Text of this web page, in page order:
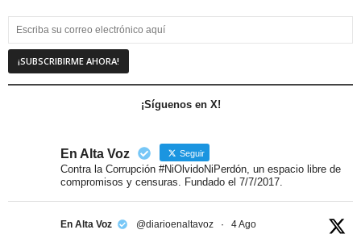
¡Síguenos en X!
En Alta Voz Seguir
Contra la Corrupción #NiOlvidoNiPerdón, un espacio libre de
compromisos y censuras. Fundado el 7/7/2017.
En Alta Voz @diarioenaltavoz · 4 Ago